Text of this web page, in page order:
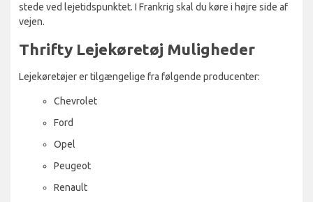
stede ved lejetidspunktet. I Frankrig skal du køre i højre side af
vejen.
Thrifty Lejekøretøj Muligheder
Lejekøretøjer er tilgængelige fra følgende producenter:
Chevrolet
Ford
Opel
Peugeot
Renault